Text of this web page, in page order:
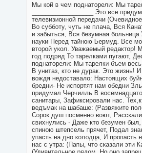
Мы кой в чем поднаторели: Мы
__________________ Это все
телевизионной передачи
Во субботу, чуть не плача, Вся
и забыться, Вся безумная
науки Перед тайною Бермуд. Все
второй укол. Уважаемый редактор!
год подряд То тарелками пугают,
поднаторели: Мы тарелки бъем
В унитаз, кто не дурак. Это
вождя недоставало: Настоящих
бредни- Не испортят нам обедни
придумал Черчилль В
санитары, Зафиксировали нас.
ведъмак на шабаше: (Развяжите
Сорок душ посменно воют,
свихнулись - Даже кто безумен
спиною штепсель прячет, Подал
упасть на дно колодца, И пропасть
нас с утра: (Папы, что сказали эти